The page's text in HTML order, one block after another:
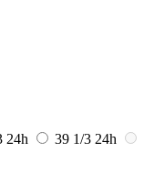
24h 39 1/3 24h